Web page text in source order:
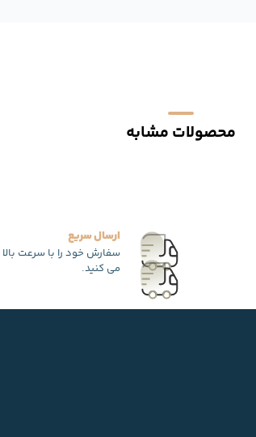
محصولات مشابه
ارسال سریع
سفارش خود را با سرعت
می کنید.